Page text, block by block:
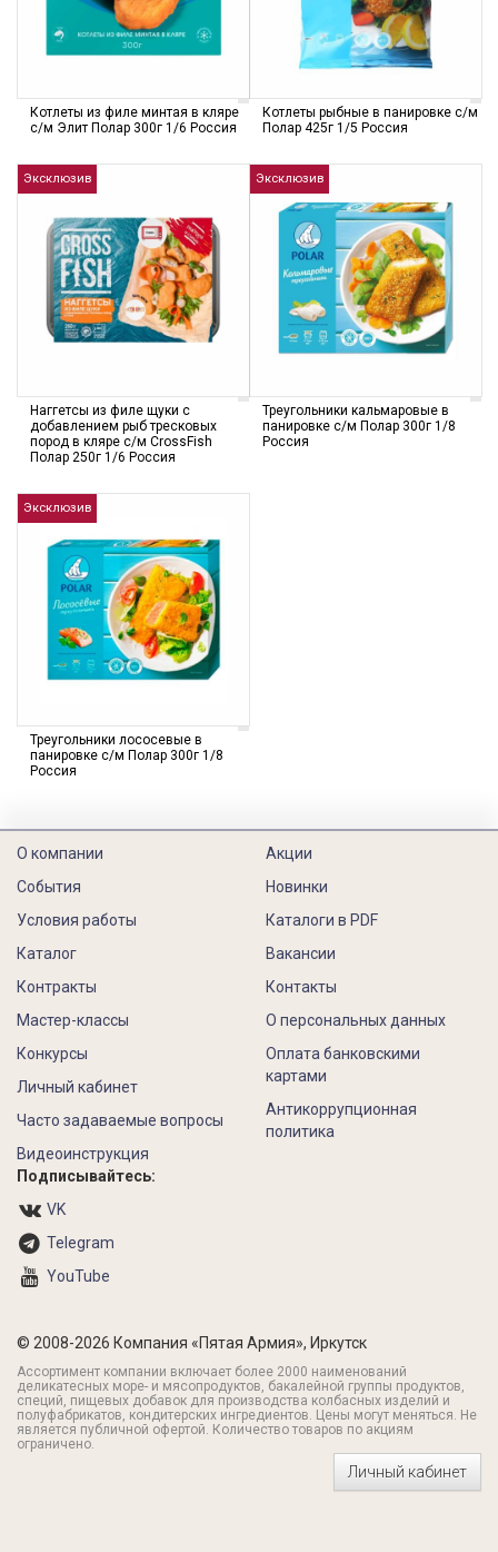
Котлеты из филе минтая в кляре
с/м Элит Полар 300г 1/6 Россия
Котлеты рыбные в панировке с/м
Полар 425г 1/5 Россия
Эксклюзив
Наггетсы из филе щуки с
добавлением рыб тресковых
пород в кляре с/м CrossFish
Полар 250г 1/6 Россия
Эксклюзив
Треугольники кальмаровые в
панировке с/м Полар 300г 1/8
Россия
Эксклюзив
Треугольники лососевые в
панировке с/м Полар 300г 1/8
Россия
О компании
События
Условия работы
Каталог
Контракты
Акции
Новинки
Каталоги в PDF
Вакансии
Контакты
Мастер-классы
Конкурсы
Личный кабинет
Часто задаваемые вопросы
Видеоинструкция
О персональных данных
Оплата банковскими
картами
Антикоррупционная
политика
Подписывайтесь:
VK
Telegram
YouTube
© 2008-2026 Компания «Пятая Армия», Иркутск
Ассортимент компании включает более 2000 наименований
деликатесных море- и мясопродуктов, бакалейной группы продуктов,
специй, пищевых добавок для производства колбасных изделий и
полуфабрикатов, кондитерских ингредиентов. Цены могут меняться. Не
является публичной офертой. Количество товаров по акциям
ограничено.
Личный кабинет